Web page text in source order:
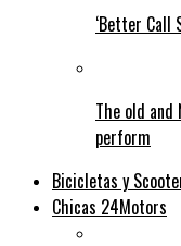
‘Better Call
The old
perform
Bicicletas y
Chicas 24Motors